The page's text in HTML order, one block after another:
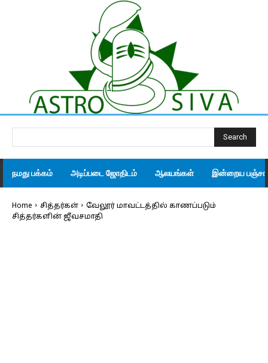
Search
நமது பக்கம் அடிப்படை ஜோதிடம் ஆலயங்கள் இன்றைய
Home சித்தர்கள்
வேலூர் மாவட்டத்தில் காணப்படும்
சித்தர்களின் ஜீவசமாதி